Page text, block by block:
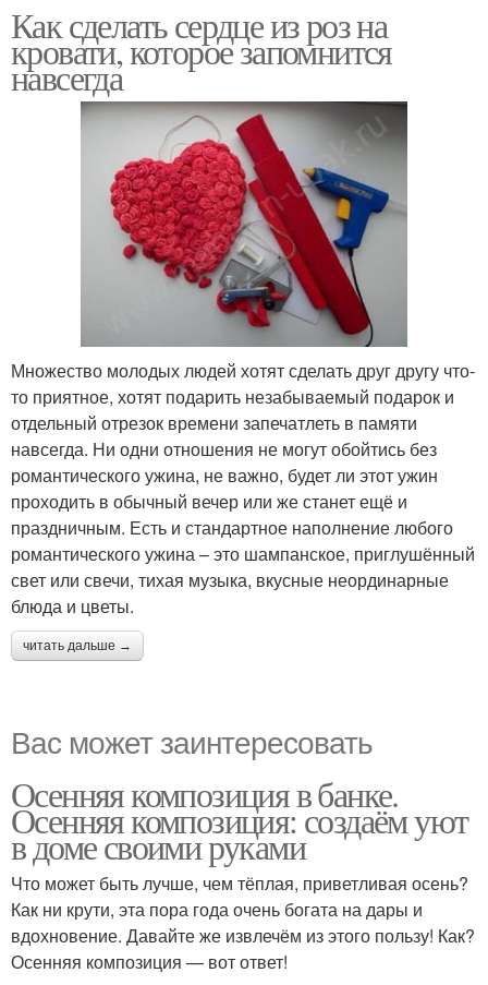
букет
Букет из роз
Как сделать сердце из роз на
кровати, которое запомнится
навсегда
Множество молодых людей хотят сделать друг другу что-
то приятное, хотят подарить незабываемый подарок и
отдельный отрезок времени запечатлеть в памяти
навсегда. Ни одни отношения не могут обойтись без
романтического ужина, не важно, будет ли этот ужин
проходить в обычный вечер или же станет ещё и
праздничным. Есть и стандартное наполнение любого
романтического ужина – это шампанское, приглушённый
свет или свечи, тихая музыка, вкусные неординарные
блюда и цветы.
читать дальше →
Вас может заинтересовать
Осенняя композиция в банке.
Осенняя композиция: создаём уют
в доме своими руками
Что может быть лучше, чем тёплая, приветливая осень?
Как ни крути, эта пора года очень богата на дары и
вдохновение. Давайте же извлечём из этого пользу! Как?
Осенняя композиция — вот ответ!